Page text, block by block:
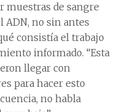
muestras de sangre
ADN, no sin antes
consistía el trabajo
informado. “Esta
llegar con
para hacer esto
no habla